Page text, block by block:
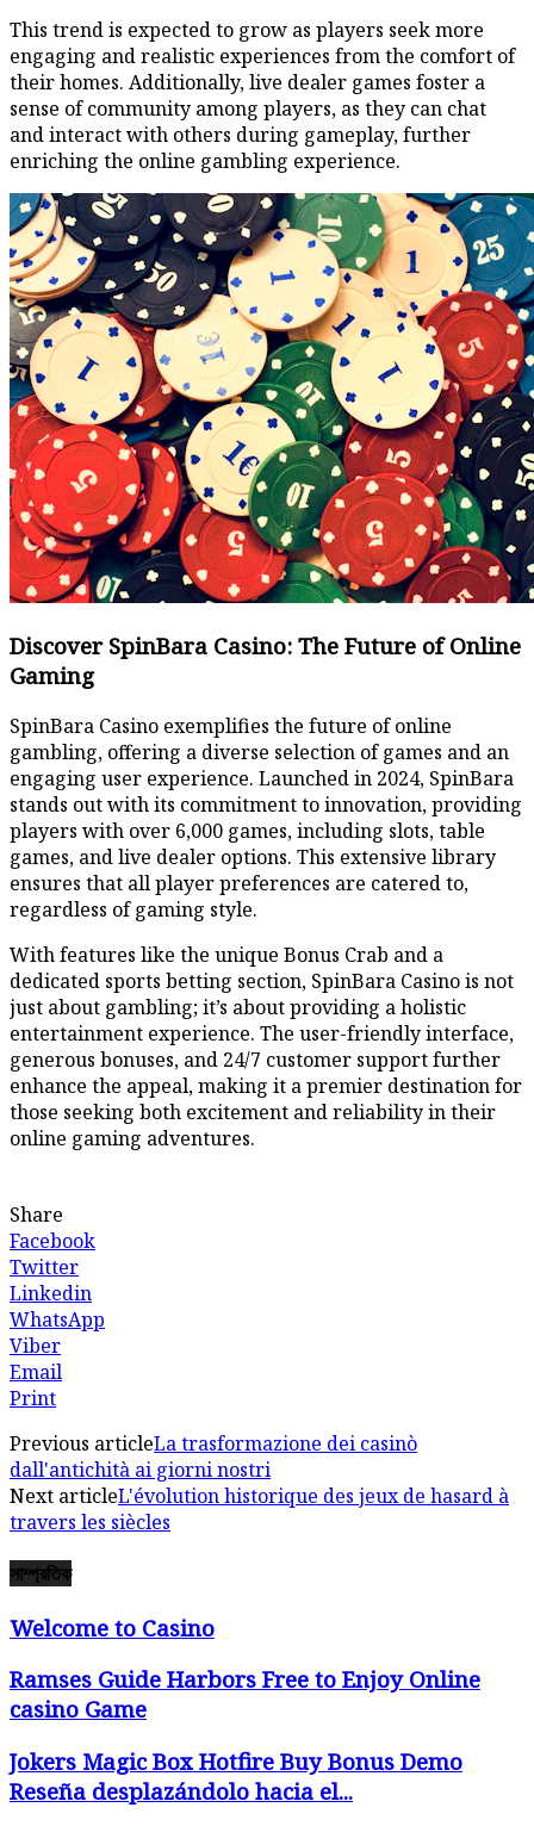
This trend is expected to grow as players seek more
engaging and realistic experiences from the comfort of
their homes. Additionally, live dealer games foster a
sense of community among players, as they can chat
and interact with others during gameplay, further
enriching the online gambling experience.
Discover SpinBara Casino: The Future of Online
Gaming
SpinBara Casino exemplifies the future of online
gambling, offering a diverse selection of games and an
engaging user experience. Launched in 2024, SpinBara
stands out with its commitment to innovation, providing
players with over 6,000 games, including slots, table
games, and live dealer options. This extensive library
ensures that all player preferences are catered to,
regardless of gaming style.
With features like the unique Bonus Crab and a
dedicated sports betting section, SpinBara Casino is not
just about gambling; it’s about providing a holistic
entertainment experience. The user-friendly interface,
generous bonuses, and 24/7 customer support further
enhance the appeal, making it a premier destination for
those seeking both excitement and reliability in their
online gaming adventures.
Share
Facebook
Twitter
Linkedin
WhatsApp
Viber
Email
Print
Previous articleLa trasformazione dei casinò
dall'antichità ai giorni nostri
Next articleL'évolution historique des jeux de hasard à
travers les siècles
সাম্প্রতিক
Welcome to Casino
Ramses Guide Harbors Free to Enjoy Online
casino Game
Jokers Magic Box Hotfire Buy Bonus Demo
Reseña desplazándolo hacia el...